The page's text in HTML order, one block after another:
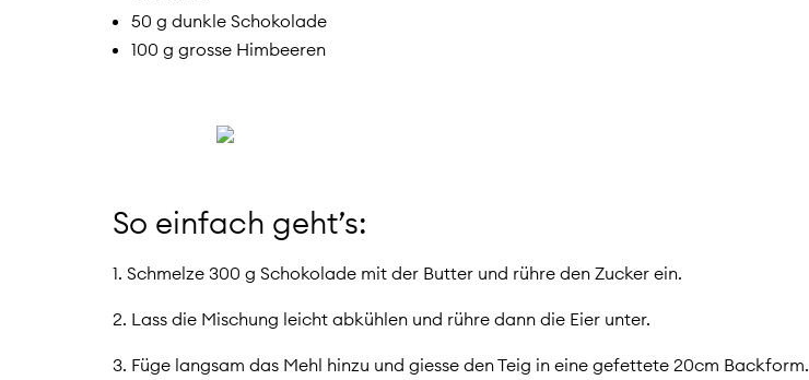
50 g dunkle Schokolade
100 g grosse Himbeeren
So einfach geht’s:
1. Schmelze 300 g Schokolade mit der Butter und rühre den Zucker ein.
2. Lass die Mischung leicht abkühlen und rühre dann die Eier unter.
3. Füge langsam das Mehl hinzu und giesse den Teig in eine gefettete 20cm Backform.